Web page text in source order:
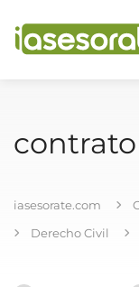
iasesorate.com
Derecho Civil